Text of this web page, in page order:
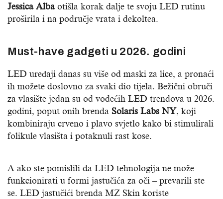
Jessica Albaotišla korak dalje te svoju LED rutinu
proširila i na područje vrata i dekoltea.
Must-have gadgeti u 2026. godini
LED uređaji danas su više od maski za lice, a pronaći
ih možete doslovno za svaki dio tijela. Bežični obruči
za vlasište jedan su od vodećih LED trendova u 2026.
godini, poput onih brenda Solaris Labs NY, koji
kombiniraju crveno i plavo svjetlo kako bi stimulirali
folikule vlasišta i potaknuli rast kose.
A ako ste pomislili da LED tehnologija ne može
funkcionirati u formi jastučića za oči – prevarili ste
se. LED jastučići brenda MZ Skin koriste